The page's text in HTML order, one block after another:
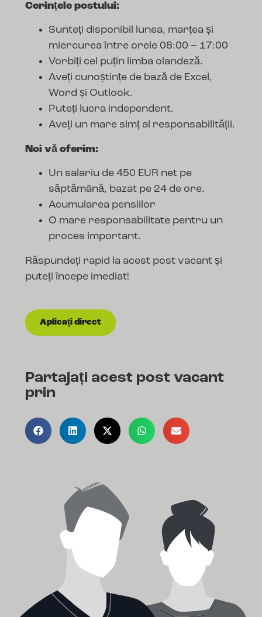
Cerințele postului:
Sunteți disponibil lunea, marțea și
miercurea între orele 08:00 – 17:00
Vorbiți cel puțin limba olandeză.
Aveți cunoștințe de bază de Excel,
Word și Outlook.
Puteți lucra independent.
Aveți un mare simț al responsabilității.
Noi vă oferim:
Un salariu de 450 EUR net pe
săptămână, bazat pe 24 de ore.
Acumularea pensiilor
O mare responsabilitate pentru un
proces important.
Răspundeți rapid la acest post vacant și
puteți începe imediat!
Aplicați direct
Partajați acest post vacant
prin